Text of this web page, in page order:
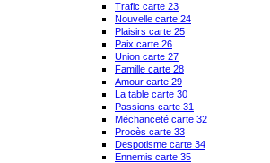
Trafic carte 23
Nouvelle carte 24
Plaisirs carte 25
Paix carte 26
Union carte 27
Famille carte 28
Amour carte 29
La table carte 30
Passions carte 31
Méchanceté carte 32
Procès carte 33
Despotisme carte 34
Ennemis carte 35